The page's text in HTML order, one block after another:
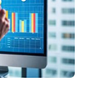
Facebook och…